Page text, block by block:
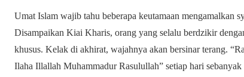
Umat Islam wajib tahu beberapa keutamaan mengamalkan
Disampaikan Kiai Kharis, orang yang selalu berdzikir
khusus. Kelak di akhirat, wajahnya akan bersinar terang.
Ilaha Illallah Muhammadur Rasulullah” setiap hari